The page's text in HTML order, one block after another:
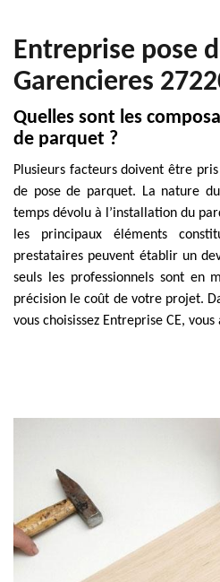
Entreprise pose
Garencieres
Quelles sont les
de parquet ?
Plusieurs facteurs doivent être
de pose de parquet. La nature
temps dévolu à l’installation du
les principaux éléments
prestataires peuvent établir un
seuls les professionnels sont en
précision le coût de votre projet.
vous choisissez Entreprise CE,